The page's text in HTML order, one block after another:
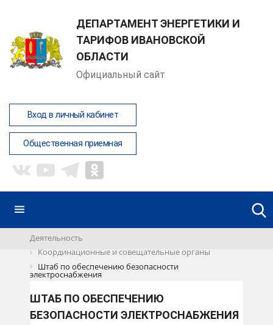
ДЕПАРТАМЕНТ ЭНЕРГЕТИКИ И
ТАРИФОВ ИВАНОВСКОЙ
ОБЛАСТИ
Официальный сайт
Вход в личный кабинет
Общественная приемная
Деятельность
Координационные и совещательные органы
Штаб по обеспечению безопасности
электроснабжения
ШТАБ ПО ОБЕСПЕЧЕНИЮ
БЕЗОПАСНОСТИ ЭЛЕКТРОСНАБЖЕНИЯ